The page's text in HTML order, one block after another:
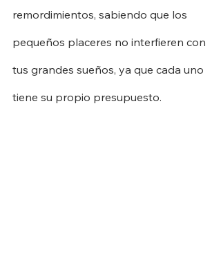
remordimientos, sabiendo que los
pequeños placeres no interfieren con
tus grandes sueños, ya que cada uno
tiene su propio presupuesto.